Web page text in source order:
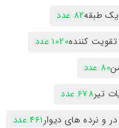
یک طبقه82 عدد
کننده1020 عدد
80 عدد
تیر678 عدد
و نرده های دیوار461 عدد